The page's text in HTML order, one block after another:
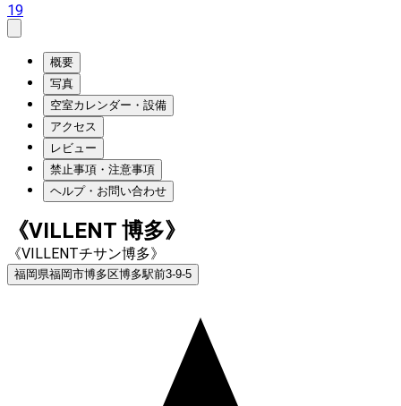
19
概要
写真
空室カレンダー・設備
アクセス
レビュー
禁止事項・注意事項
ヘルプ・お問い合わせ
《VILLENT 博多》
《VILLENTチサン博多》
福岡県福岡市博多区博多駅前3-9-5